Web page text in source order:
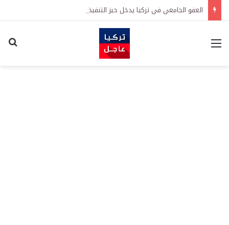
العفو الجامعي في تركيا يدخل حيز التنفيذ رسمياً
القائمة